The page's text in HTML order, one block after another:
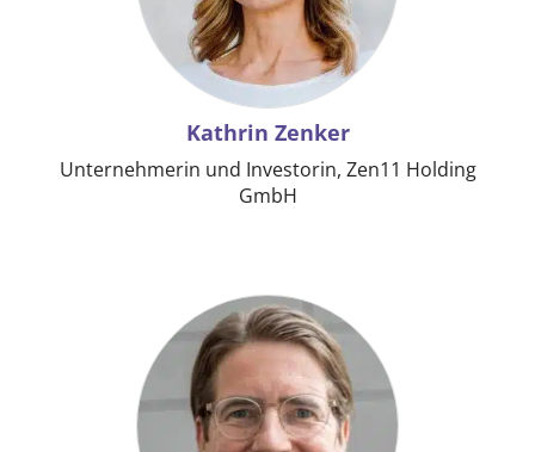
Kathrin Zenker
Unternehmerin und Investorin, Zen11 Holding
GmbH